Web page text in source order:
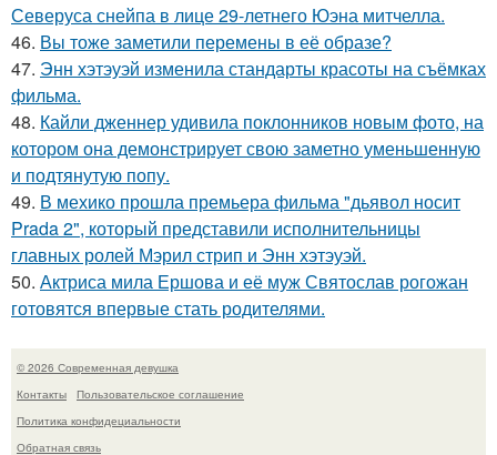
Северуса снейпа в лице 29-летнего Юэна митчелла.
46. Вы тоже заметили перемены в её образе?
47. Энн хэтэуэй изменила стандарты красоты на съёмках
фильма.
48. Кайли дженнер удивила поклонников новым фото, на
котором она демонстрирует свою заметно уменьшенную
и подтянутую попу.
49. В мехико прошла премьера фильма "дьявол носит
Prada 2", который представили исполнительницы
главных ролей Мэрил стрип и Энн хэтэуэй.
50. Актриса мила Ершова и её муж Святослав рогожан
готовятся впервые стать родителями.
© 2026 Современная девушка
Контакты
Пользовательское соглашение
Политика конфидециальности
Обратная связь